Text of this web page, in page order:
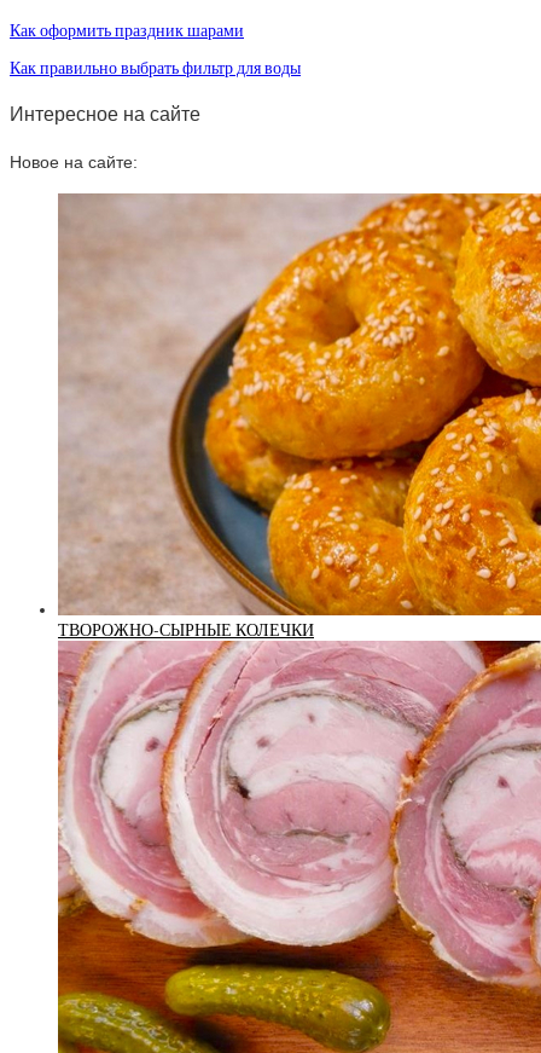
Как оформить праздник шарами
Как правильно выбрать фильтр для воды
Интересное на сайте
Новое на сайте:
ТВОРОЖНО-СЫРНЫЕ КОЛЕЧКИ